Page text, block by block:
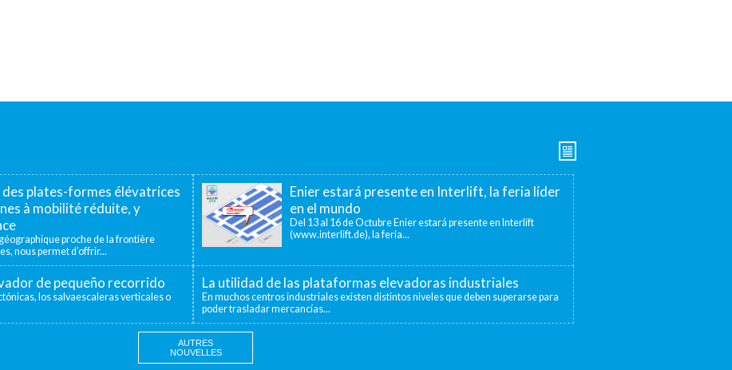
plates-formes élévatrices
à mobilité réduite, y
proche de la frontière
nous permet d’offrir...
Enier estará presente en Interlift, la feria líder
en el mundo
Del 13 al 16 de Octubre Enier estará presente en Interlift
(www.interlift.de), la feria...
de pequeño recorrido
los salvaescaleras verticales o
La utilidad de las plataformas elevadoras industriales
En muchos centros industriales existen distintos niveles que deben superarse para
poder trasladar mercancías...
AUTRES
NOUVELLES